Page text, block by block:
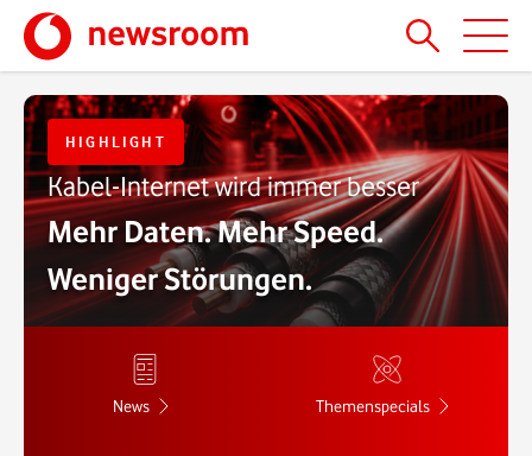
HIGHLIGHT
Kabel-Internet wird immer besser
Mehr Daten. Mehr Speed.
Weniger Störungen.
News Themenspecials